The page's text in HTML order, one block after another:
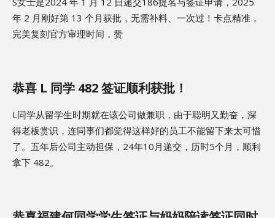
年 2 月刚好第 13 个月获批，无需补料、一次过！卡点精准，
完美复刻官方审理时间，赞
恭喜 L 同学 482 签证顺利获批！
L同学从留学生时期就在该公司做兼职，由于聪明又勤奋，深
得老板赏识，连同事们都觉得这样好的员工不能留下来太可惜
了。五年后公司主动担保，24年10月递交，历时5个月，顺利
拿下 482。